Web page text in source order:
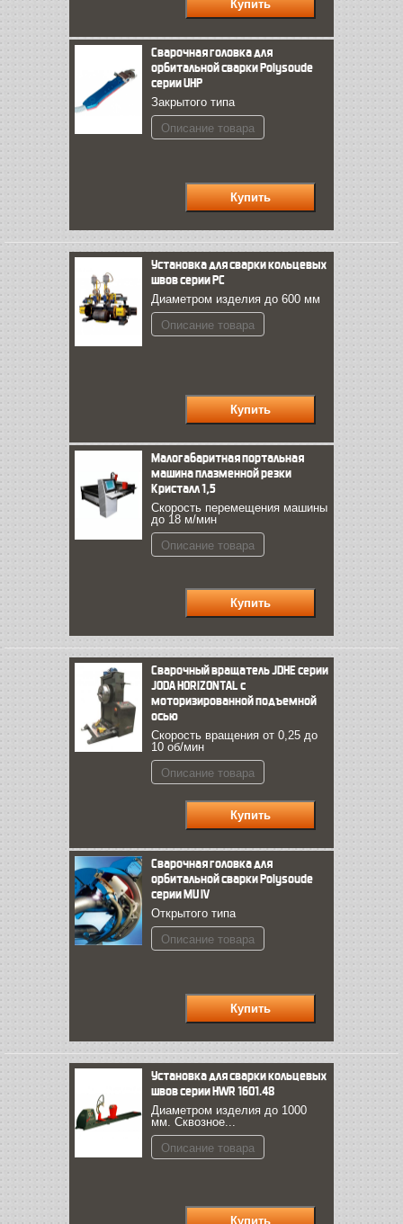
Сварочная головка для
орбитальной сварки Polysoude
серии UHP
Закрытого типа
Описание товара
Установка для сварки кольцевых
швов серии PC
Диаметром изделия до 600 мм
Описание товара
Малогабаритная портальная
машина плазменной резки
Кристалл 1,5
Скорость перемещения машины
до 18 м/мин
Описание товара
Сварочный вращатель JDHE серии
JODA HORIZONTAL с
моторизированной подъемной
осью
Скорость вращения от 0,25 до
10 об/мин
Описание товара
Сварочная головка для
орбитальной сварки Polysoude
серии MU IV
Открытого типа
Описание товара
Установка для сварки кольцевых
швов серии HWR 1601.48
Диаметром изделия до 1000
мм. Сквозное...
Описание товара